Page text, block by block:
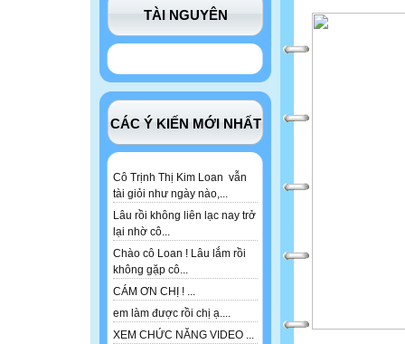
TÀI NGUYÊN
CÁC Ý KIẾN MỚI NHẤT
Cô Trịnh Thị Kim Loan vẫn
tài giỏi như ngày nào,...
Lâu rồi không liên lạc nay trở
lại nhờ cô...
Chào cô Loan ! Lâu lắm rồi
không gặp cô...
CÁM ƠN CHỊ ! ...
em làm được rồi chị ạ....
XEM CHỨC NĂNG VIDEO ...